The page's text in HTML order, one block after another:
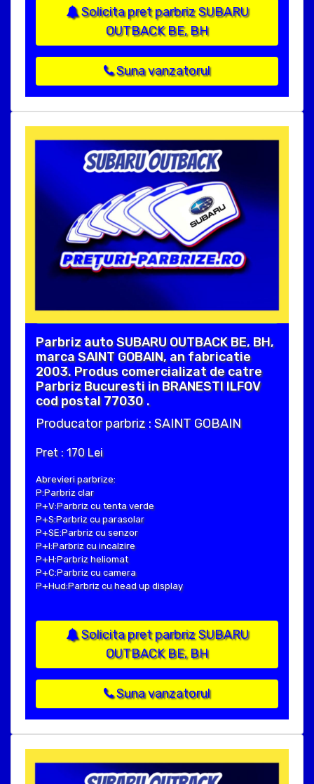
Solicita pret parbriz SUBARU
OUTBACK BE, BH
Suna vanzatorul
Parbriz auto SUBARU OUTBACK BE, BH,
marca SAINT GOBAIN, an fabricatie
2003. Produs comercializat de catre
Parbriz Bucuresti in BRANESTI ILFOV
cod postal 77030 .
Producator parbriz : SAINT GOBAIN
Pret : 170 Lei
Abrevieri parbrize:
P:Parbriz clar
P+V:Parbriz cu tenta verde
P+S:Parbriz cu parasolar
P+SE:Parbriz cu senzor
P+I:Parbriz cu incalzire
P+H:Parbriz heliomat
P+C:Parbriz cu camera
P+Hud:Parbriz cu head up display
Solicita pret parbriz SUBARU
OUTBACK BE, BH
Suna vanzatorul